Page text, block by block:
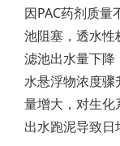
因PAC药剂质
池阻塞，透水
滤池出水量下降
水悬浮物浓度骤
量增大，对生
出水跑泥导致日